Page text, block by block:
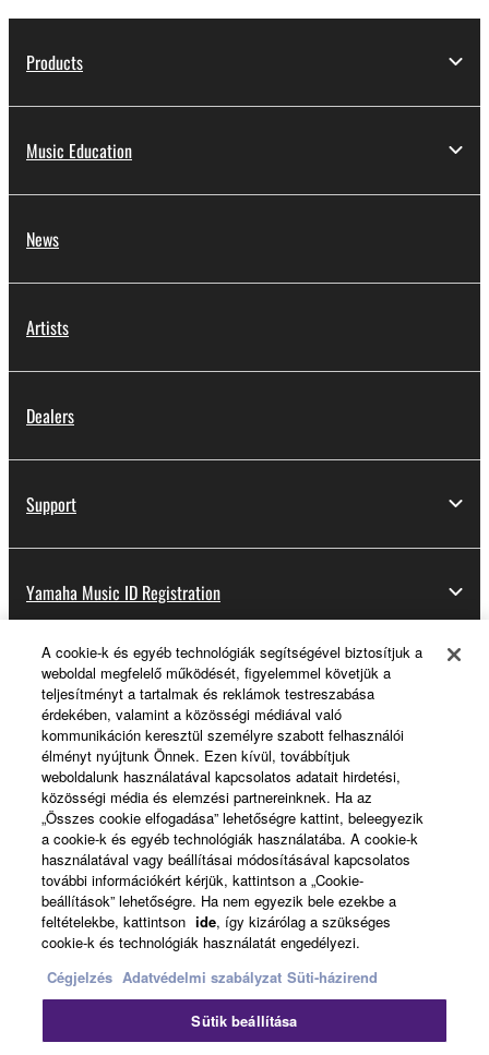
Products
Music Education
News
Artists
Dealers
Support
Yamaha Music ID Registration
About Yamaha
Magyarország - English
Business
Kapcsolat velünkFelhasználás feltételei
Adatvédelmi szabályzatSütikre vonatkozó szabályzat
A cookie-k és egyéb technológiák segítségével biztosítjuk a
weboldal megfelelő működését, figyelemmel követjük a
teljesítményt a tartalmak és reklámok testreszabása
érdekében, valamint a közösségi médiával való
kommunikáción keresztül személyre szabott felhasználói
élményt nyújtunk Önnek. Ezen kívül, továbbítjuk
weboldalunk használatával kapcsolatos adatait hirdetési,
közösségi média és elemzési partnereinknek. Ha az
„Összes cookie elfogadása” lehetőségre kattint, beleegyezik
a cookie-k és egyéb technológiák használatába. A cookie-k
használatával vagy beállításai módosításával kapcsolatos
további információkért kérjük, kattintson a „Cookie-
beállítások” lehetőségre. Ha nem egyezik bele ezekbe a
feltételekbe, kattintson ide, így kizárólag a szükséges
cookie-k és technológiák használatát engedélyezi.
Cégjelzés Adatvédelmi szabályzat Süti-házirend
Sütik beállítása